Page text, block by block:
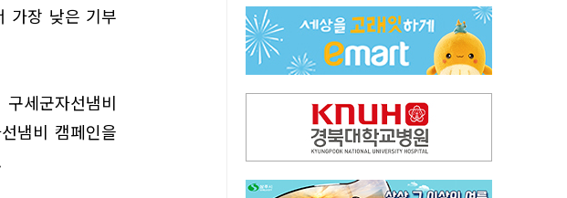
가장 낮은 기부
세군자선냄비
냄비 캠페인을
경북 영천시, 9월부터 11월까지 반값 여행 혜택 제공
아쉬운 태클
'솔리다임 IPO 추진설' SK하이닉스, 주가 9% 급락